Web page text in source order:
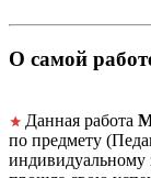
О самой
Данная работа
по предмету
индивидуальному